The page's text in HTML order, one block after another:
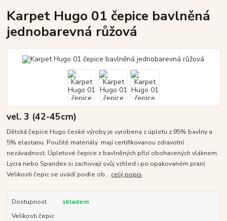
Karpet Hugo 01 čepice bavlněná
jednobarevná růžová
vel. 3 (42-45cm)
Dětská čepice Hugo české výroby je vyrobena z úpletu z 95% bavlny a
5% elastanu. Použité materiály mají certifikovanou zdravotní
nezávadnost. Úpletové čepice z bavlněných přízí obohacených vláknem
Lycra nebo Spandex si zachovají svůj vzhled i po opakovaném praní.
Velikosti čepic se uvádí podle ob... celý popis
Dostupnost
skladem
Velikosti čepic